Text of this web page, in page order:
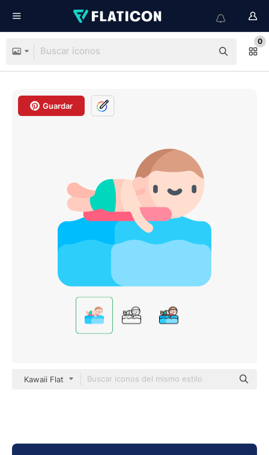
0
Guardar
Kawaii Flat